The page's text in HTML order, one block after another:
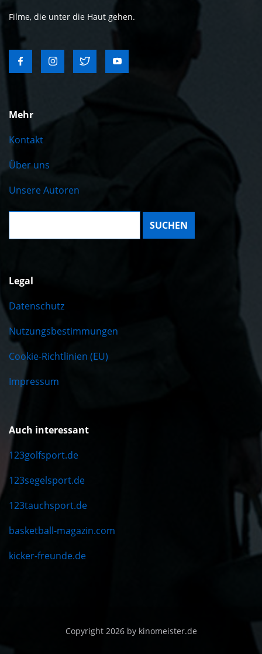
Filme, die unter die Haut gehen.
Mehr
Kontakt
Über uns
Unsere Autoren
Suche:
Legal
Datenschutz
Nutzungsbestimmungen
Cookie-Richtlinien (EU)
Impressum
Auch interessant
123golfsport.de
123segelsport.de
123tauchsport.de
basketball-magazin.com
kicker-freunde.de
Copyright 2026 by kinomeister.de